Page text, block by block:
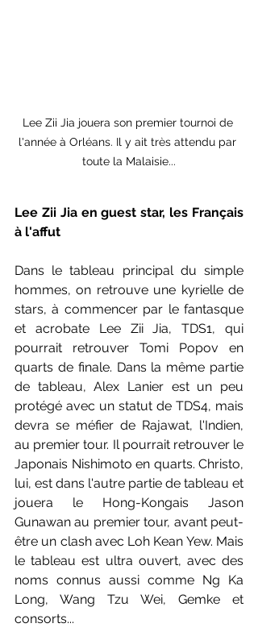
Lee Zii Jia jouera son premier tournoi de
l'année à Orléans. Il y ait très attendu par
toute la Malaisie...
Lee Zii Jia en guest star, les Français
à l'affut
Dans le tableau principal du simple
hommes, on retrouve une kyrielle de
stars, à commencer par le fantasque
et acrobate Lee Zii Jia, TDS1, qui
pourrait retrouver Tomi Popov en
quarts de finale. Dans la même partie
de tableau, Alex Lanier est un peu
protégé avec un statut de TDS4, mais
devra se méfier de Rajawat, l'Indien,
au premier tour. Il pourrait retrouver le
Japonais Nishimoto en quarts. Christo,
lui, est dans l'autre partie de tableau et
jouera le Hong-Kongais Jason
Gunawan au premier tour, avant peut-
être un clash avec Loh Kean Yew. Mais
le tableau est ultra ouvert, avec des
noms connus aussi comme Ng Ka
Long, Wang Tzu Wei, Gemke et
consorts...